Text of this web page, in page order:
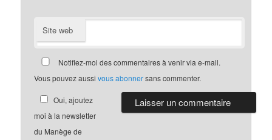
Site web
Notifiez-moi des commentaires à venir via e-mail.
Vous pouvez aussivous abonnersans commenter.
Oui, ajoutez
moi à la newsletter
du Manège de